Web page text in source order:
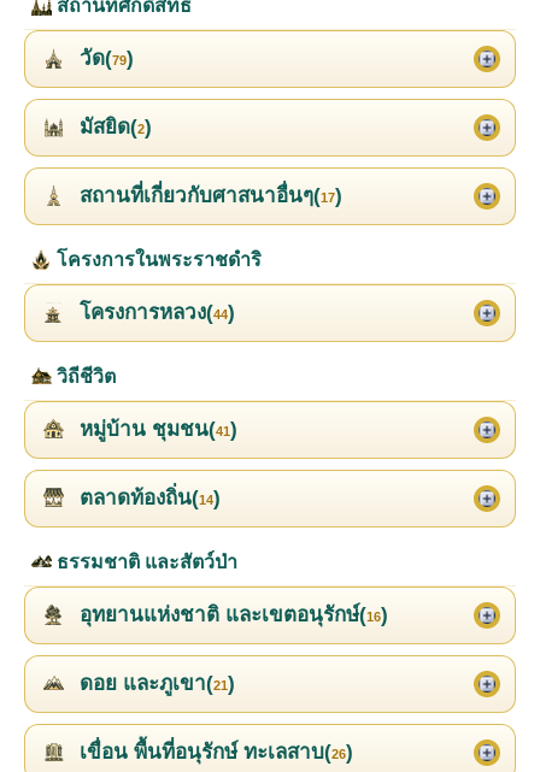
สถานที่ศักดิ์สิทธิ์
วัด(79)
มัสยิด(2)
สถานที่เกี่ยวกับศาสนาอื่นๆ(17)
โครงการในพระราชดำริ
โครงการหลวง(44)
วิถีชีวิต
หมู่บ้าน ชุมชน(41)
ตลาดท้องถิ่น(14)
ธรรมชาติ และสัตว์ป่า
อุทยานแห่งชาติ และเขตอนุรักษ์(16)
ดอย และภูเขา(21)
เขื่อน พื้นที่อนุรักษ์ ทะเลสาบ(26)